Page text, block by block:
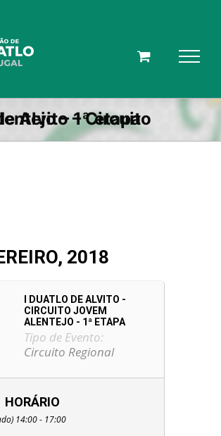
Jovem Alentejo – 1ª etapa
2018
I DUATLO DE ALVITO -
CIRCUITO JOVEM
ALENTEJO - 1ª ETAPA
Tipo de Evento:
Circuito Regional
HORÁRIO
14:00 - 17:00